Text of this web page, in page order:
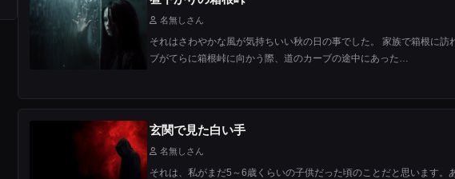
名無しさん
それはさわやかな風が気持ちいい秋の日の事でした。 家族で箱根に訪
ブがてらに箱根峠に向かう際、道のカーブの途中にあった…
玄関で見た白い手
名無しさん
それは、私がまだ5～6歳くらいの子供だった頃のことだと思います。